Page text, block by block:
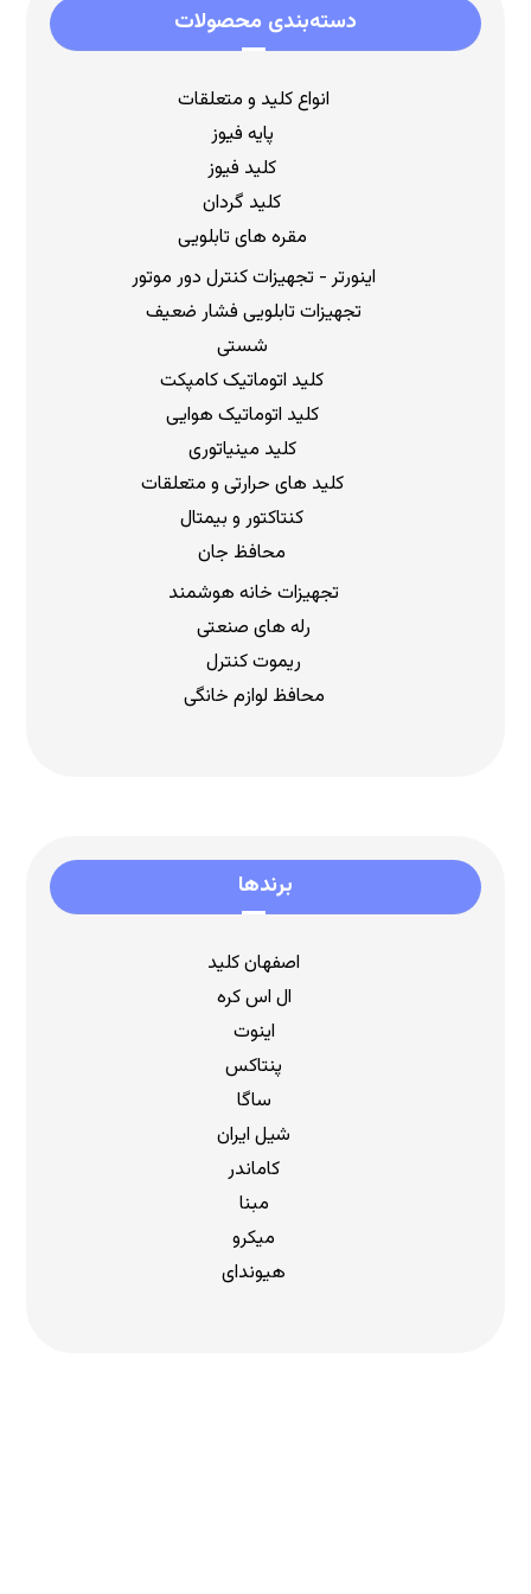
دسته‌بندی محصولات
انواع کلید و متعلقات
پایه فیوز
کلید فیوز
کلید گردان
مقره های تابلویی
اینورتر - تجهیزات کنترل دور موتور
تجهیزات تابلویی فشار ضعیف
شستی
کلید اتوماتیک کامپکت
کلید اتوماتیک هوایی
کلید مینیاتوری
کلید های حرارتی و متعلقات
کنتاکتور و بیمتال
محافظ جان
تجهیزات خانه هوشمند
رله های صنعتی
ریموت کنترل
محافظ لوازم خانگی
برندها
اصفهان کلید
ال اس کره
اینوت
پنتاکس
ساگا
شیل ایران
کاماندر
مبنا
میکرو
هیوندای